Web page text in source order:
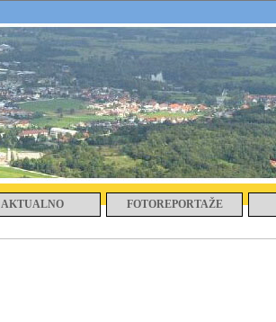
AKTUALNO FOTOREPORTAŽE